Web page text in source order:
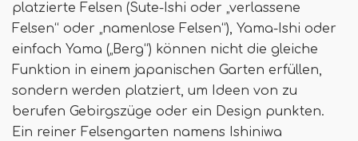
platzierte Felsen (Sute-Ishi oder „verlassene
Felsen“ oder „namenlose Felsen“), Yama-Ishi oder
einfach Yama („Berg“) können nicht die gleiche
Funktion in einem japanischen Garten erfüllen,
sondern werden platziert, um Ideen von zu
berufen Gebirgszüge oder ein Design punkten.
Ein reiner Felsengarten namens Ishiniwa